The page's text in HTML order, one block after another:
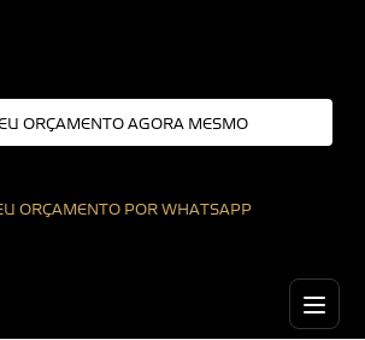
ORÇAMENTO AGORA MESMO
ORÇAMENTO POR WHATSAPP